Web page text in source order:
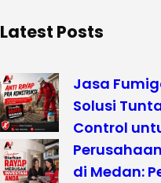
Latest Posts
Jasa
Solusi
Control
di Medan: